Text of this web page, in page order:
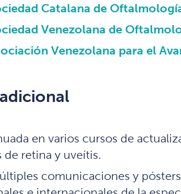
Catalana de
Venezolana de
Venezolana para el
en varios cursos de
de retina y uveítis.
comunicaciones y